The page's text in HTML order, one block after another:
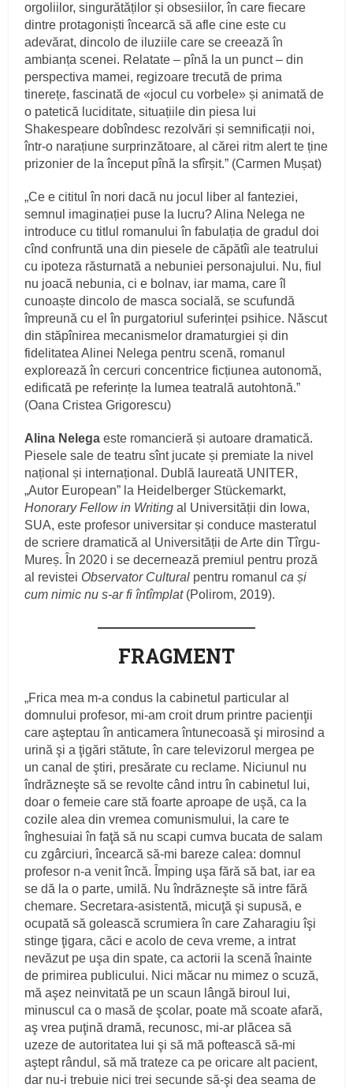
orgoliilor, singurătăților și obsesiilor, în care fiecare
dintre protagoniști încearcă să afle cine este cu
adevărat, dincolo de iluziile care se creează în
ambianța scenei. Relatate – pînă la un punct – din
perspectiva mamei, regizoare trecută de prima
tinerețe, fascinată de «jocul cu vorbele» și animată de
o patetică luciditate, situațiile din piesa lui
Shakespeare dobîndesc rezolvări și semnificații noi,
într-o narațiune surprinzătoare, al cărei ritm alert te ține
prizonier de la început pînă la sfîrșit.” (Carmen Mușat)
„Ce e cititul în nori dacă nu jocul liber al fanteziei,
semnul imaginației puse la lucru? Alina Nelega ne
introduce cu titlul romanului în fabulația de gradul doi
cînd confruntă una din piesele de căpătîi ale teatrului
cu ipoteza răsturnată a nebuniei personajului. Nu, fiul
nu joacă nebunia, ci e bolnav, iar mama, care îl
cunoaște dincolo de masca socială, se scufundă
împreună cu el în purgatoriul suferinței psihice. Născut
din stăpînirea mecanismelor dramaturgiei și din
fidelitatea Alinei Nelega pentru scenă, romanul
explorează în cercuri concentrice ficțiunea autonomă,
edificată pe referințe la lumea teatrală autohtonă.”
(Oana Cristea Grigorescu)
Alina Nelega este romancieră și autoare dramatică.
Piesele sale de teatru sînt jucate și premiate la nivel
național și internațional. Dublă laureată UNITER,
„Autor European” la Heidelberger Stückemarkt,
Honorary Fellow in Writing al Universității din Iowa,
SUA, este profesor universitar și conduce masteratul
de scriere dramatică al Universității de Arte din Tîrgu-
Mureș. În 2020 i se decernează premiul pentru proză
al revistei Observator Cultural pentru romanulca și
cum nimic nu s-ar fi întîmplat(Polirom, 2019).
FRAGMENT
„Frica mea m‑a condus la cabinetul particular al
domnului profesor, mi‑am croit drum printre pacienţii
care aşteptau în anticamera întunecoasă şi mirosind a
urină şi a ţigări stătute, în care televizorul mergea pe
un canal de ştiri, presărate cu reclame. Niciunul nu
îndrăzneşte să se revolte când intru în cabinetul lui,
doar o femeie care stă foarte aproape de uşă, ca la
cozile alea din vremea comunismului, la care te
înghesuiai în faţă să nu scapi cumva bucata de salam
cu zgârciuri, încearcă să‑mi bareze calea: domnul
profesor n‑a venit încă. Împing uşa fără să bat, iar ea
se dă la o parte, umilă. Nu îndrăzneşte să intre fără
chemare. Secretara‑asistentă, micuţă şi supusă, e
ocupată să golească scrumiera în care Zaharagiu îşi
stinge ţigara, căci e acolo de ceva vreme, a intrat
nevăzut pe uşa din spate, ca actorii la scenă înainte
de primirea publicului. Nici măcar nu mimez o scuză,
mă aşez neinvitată pe un scaun lângă biroul lui,
minuscul ca o masă de şcolar, poate mă scoate afară,
aş vrea puţină dramă, recunosc, mi‑ar plăcea să
uzeze de autoritatea lui şi să mă poftească să‑mi
aştept rândul, să mă trateze ca pe oricare alt pacient,
dar nu‑i tre­buie nici trei secunde să‑şi dea seama de